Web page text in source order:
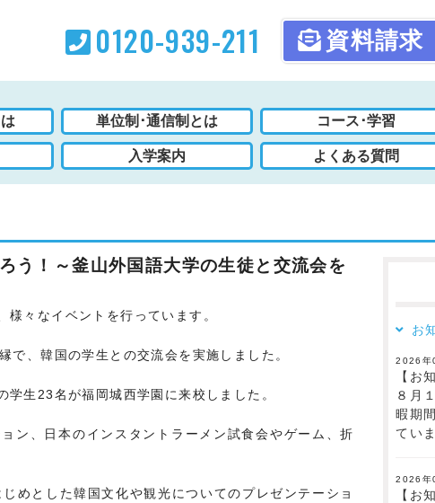
0120-939-211 資料請求
単位制･通信制とは コース･学習
入学案内 よくある質問
う！～釜山外国語大学の生徒と交流会を
々なイベントを行っています。
、韓国の学生との交流会を実施しました。
生23名が福岡城西学園に来校しました。
ン、日本のインスタントラーメン試食会やゲーム、折
めとした韓国文化や観光についてのプレゼンテーショ
お
2026年
【お
８月
暇期
てい
2026年
【お